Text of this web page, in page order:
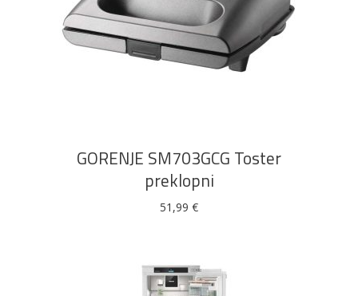
DODAJ U KOŠARICU
GORENJE SM703GCG Toster
preklopni
51,99 €